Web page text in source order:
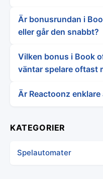
Är bonusrundan i
eller går den snabbt?
Vilken bonus i Book
väntar spelare oftast
Är Reactoonz
KATEGORIER
Spelautomater